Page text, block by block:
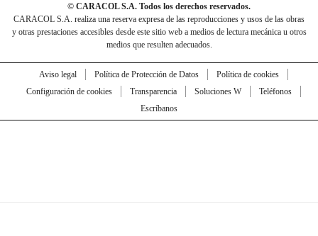
© CARACOL S.A. Todos los derechos reservados.
CARACOL S.A. realiza una reserva expresa de las reproducciones y usos de las obras
y otras prestaciones accesibles desde este sitio web a medios de lectura mecánica u otros
medios que resulten adecuados.
Aviso legal Política de Protección de Datos
Política de cookies
Configuración de cookies
Transparencia Soluciones W
Teléfonos
Escríbanos